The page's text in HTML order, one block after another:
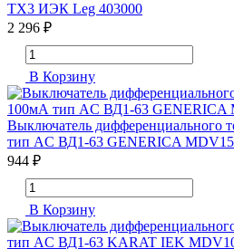
TX3 ИЭК Leg 403000
2 296 ₽
В Корзину
Выключатель дифференциального
тип AC ВД1-63 GENERICA
944 ₽
В Корзину